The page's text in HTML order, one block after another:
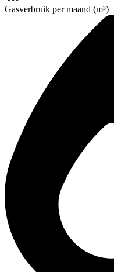
Gasverbruik per maand (m³)